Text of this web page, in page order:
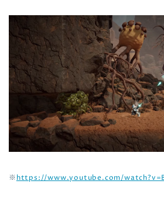
※https://www.youtube.com/